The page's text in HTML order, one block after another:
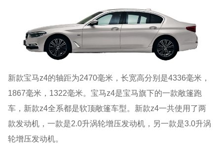
新款宝马z4的轴距为2470毫米，长宽高分别是4336毫米，
1867毫米，1322毫米。宝马z4是宝马旗下的一款敞篷跑
车，新款z4全系都是软顶敞篷车型。新款z4一共使用了两
款发动机，一款是2.0升涡轮增压发动机，另一款是3.0升涡
轮增压发动机。